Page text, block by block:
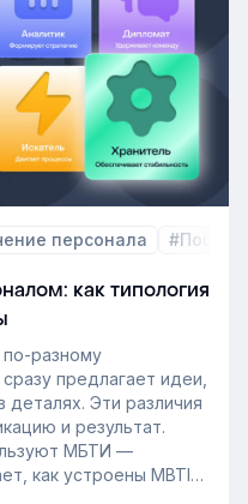
компании, которая не
труда. В статье
формирование
современных
персонала
как типология
разному
предлагает идеи,
деталях. Эти различия
и результат.
МБТИ —
как устроены MBTI